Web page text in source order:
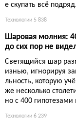
е скупать всё подряд.
Технологии 5 838
Шаровая молния:
до сих пор не
Светящийся шар
изнью, игнорируя
льность, которую
же несколько
но с 400
Технологии 6 239